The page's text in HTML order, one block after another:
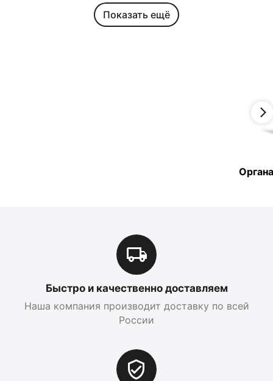
Показать ещё
Быстро и качественно доставляем
Наша компания производит доставку по всей
России